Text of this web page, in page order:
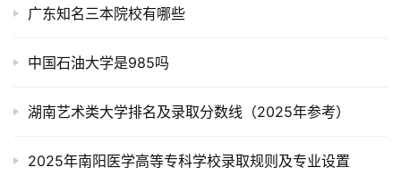
广东知名三本院校有哪些
中国石油大学是985吗
湖南艺术类大学排名及录取分数线（2025年参考）
2025年南阳医学高等专科学校录取规则及专业设置